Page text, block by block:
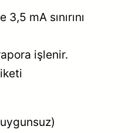
mA sınırını
işlenir.